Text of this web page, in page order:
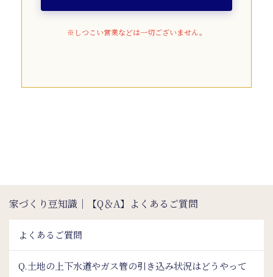
※しつこい営業などは一切ございません。
家づくり豆知識｜【Q＆A】よくあるご質問
よくあるご質問
Q.土地の上下水道やガス管の引き込み状況はどうやって